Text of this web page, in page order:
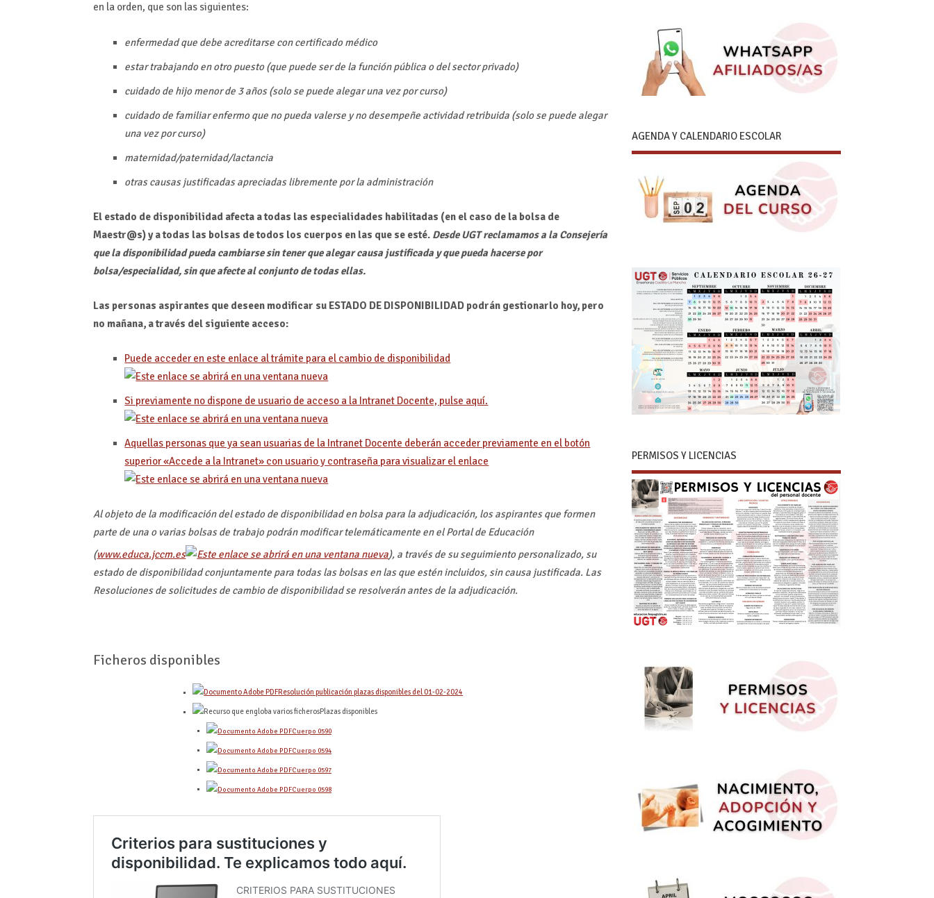
en la orden, que son las siguientes:
enfermedad que debe acreditarse con certificado médico
estar trabajando en otro puesto (que puede ser de la función pública o del sector privado)
cuidado de hijo menor de 3 años (solo se puede alegar una vez por curso)
cuidado de familiar enfermo que no pueda valerse y no desempeñe actividad retribuida (solo se puede alegar
una vez por curso)
maternidad/paternidad/lactancia
otras causas justificadas apreciadas libremente por la administración
El estado de disponibilidad afecta a todas las especialidades habilitadas (en el caso de la bolsa de
Maestr@s) y a todas las bolsas de todos los cuerpos en las que se esté. Desde UGT reclamamos a la Consejería
que la disponibilidad pueda cambiarse sin tener que alegar causa justificada y que pueda hacerse por
bolsa/especialidad, sin que afecte al conjunto de todas ellas.
Las personas aspirantes que deseen modificar su ESTADO DE DISPONIBILIDAD podrán gestionarlo hoy, pero
no mañana, a través del siguiente acceso:
Puede acceder en este enlace al trámite para el cambio de disponibilidad
Si previamente no dispone de usuario de acceso a la Intranet Docente, pulse aquí.
Aquellas personas que ya sean usuarias de la Intranet Docente deberán acceder previamente en el botón
superior «Accede a la Intranet» con usuario y contraseña para visualizar el enlace
Al objeto de la modificación del estado de disponibilidad en bolsa para la adjudicación, los aspirantes que formen
parte de una o varias bolsas de trabajo podrán modificar telemáticamente en el Portal de Educación
(www.educa.jccm.es
), a través de su seguimiento personalizado, su
estado de disponibilidad conjuntamente para todas las bolsas en las que estén incluidos, sin causa justificada. Las
Resoluciones de solicitudes de cambio de disponibilidad se resolverán antes de la adjudicación.
Ficheros disponibles
Resolución publicación plazas disponibles del 01-02-2024
Plazas disponibles
Cuerpo 0590
Cuerpo 0594
Cuerpo 0597
Cuerpo 0598
AGENDA Y CALENDARIO ESCOLAR
PERMISOS Y LICENCIAS